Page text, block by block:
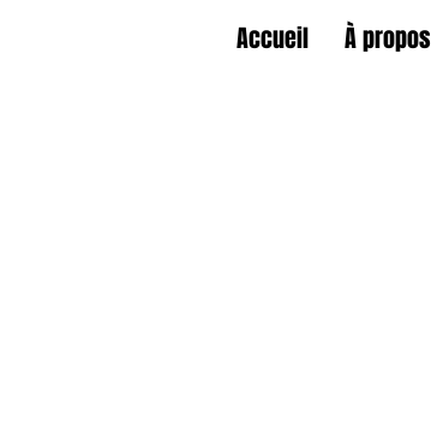
Accueil À propos